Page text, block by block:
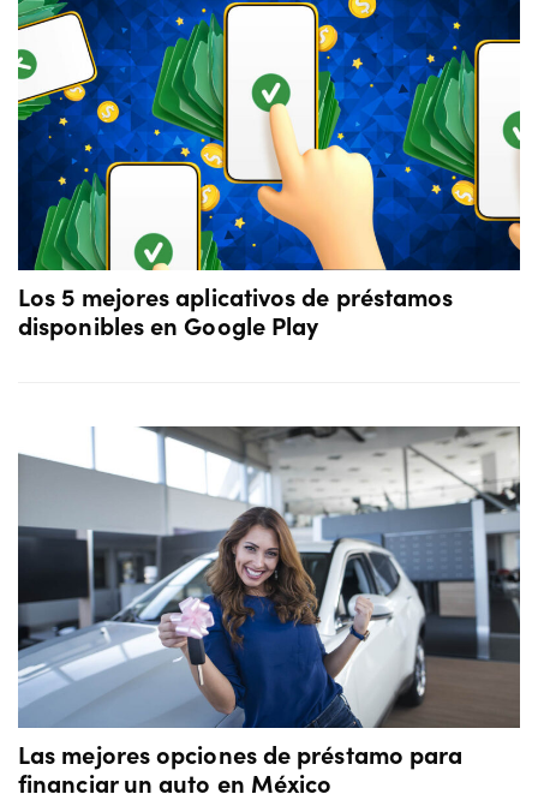
Los 5 mejores aplicativos de préstamos
disponibles en Google Play
Las mejores opciones de préstamo para
financiar un auto en México